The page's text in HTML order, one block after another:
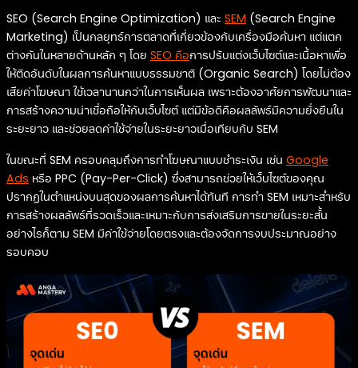
SEO (Search Engine Optimization) และ SEM (Search Engine
Marketing) เป็นกลยุทธ์การตลาดที่เกี่ยวข้องกับเครื่องมือค้นหา แต่แตก
ต่างกันในหลายด้านหลัก ๆ โดย SEO คือการปรับแต่งเว็บไซต์และเนื้อหาเพื่อ
ให้ติดอันดับในผลการค้นหาแบบธรรมชาติ (Organic Search) โดยไม่ต้อง
เสียค่าโฆษณา ใช้เวลานานกว่าในการเห็นผล เพราะต้องอาศัยการพัฒนาและ
การสร้างความน่าเชื่อถือให้กับเว็บไซต์ แต่มีข้อดีคือผลลัพธ์มีความยั่งยืนใน
ระยะยาว และช่วยลดค่าใช้จ่ายในระยะยาวเมื่อเทียบกับ SEM
ในขณะที่ SEM ครอบคลุมถึงการทำโฆษณาแบบชำระเงิน เช่น Google
Ads หรือ PPC (Pay-Per-Click) ซึ่งสามารถช่วยให้เว็บไซต์ของคุณ
ปรากฏในตำแหน่งบนสุดของผลการค้นหาได้ทันที การทำ SEM เหมาะสำหรับ
การสร้างผลลัพธ์ที่รวดเร็วและเหมาะกับการส่งเสริมการขายในระยะสั้น
อย่างไรก็ตาม SEM มีค่าใช้จ่ายโดยตรงและต้องจัดการงบประมาณอย่าง
รอบคอบ